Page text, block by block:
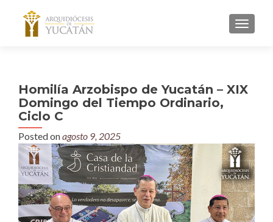
MENU
Homilía Arzobispo de Yucatán – XIX
Domingo del Tiempo Ordinario,
Ciclo C
Posted onagosto 9, 2025